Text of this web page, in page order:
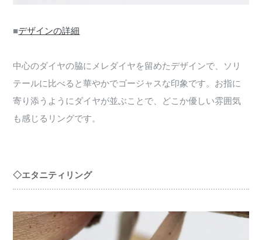
■デザインの詳細
中心のダイヤの脇にメレダイヤを留めたデザインで、ソリ
テールに比べると華やかでゴージャスな印象です。お指に
寄り添うようにダイヤが並ぶことで、どこか優しい雰囲気
も感じるリングです。
◇エタニティリング